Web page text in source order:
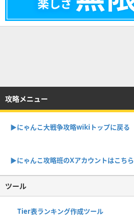
攻略メニュー
▶︎にゃんこ大戦争攻略wikiトップに戻る
▶︎にゃんこ攻略班のXアカウントはこちら
ツール
Tier表ランキング作成ツール